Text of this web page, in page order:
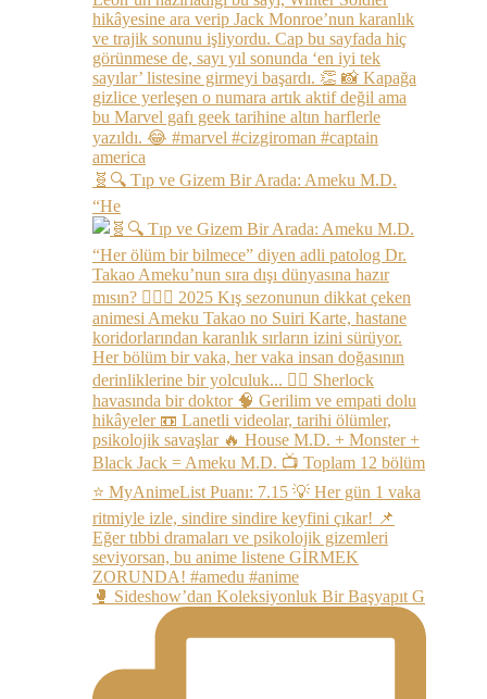
🧬🔍 Tıp ve Gizem Bir Arada: Ameku M.D.
“He
🥊 Sideshow’dan Koleksiyonluk Bir Başyapıt G